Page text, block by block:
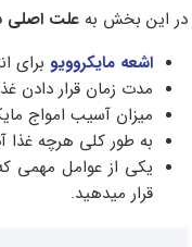
در این بخش بهعلت اصلی
اشعه مایکروویو برای
مدت زمان قرار دادن
میزان آسیب امواج
به طور کلی هرچه
یکی از عوامل مهمی
قرار میدهید.